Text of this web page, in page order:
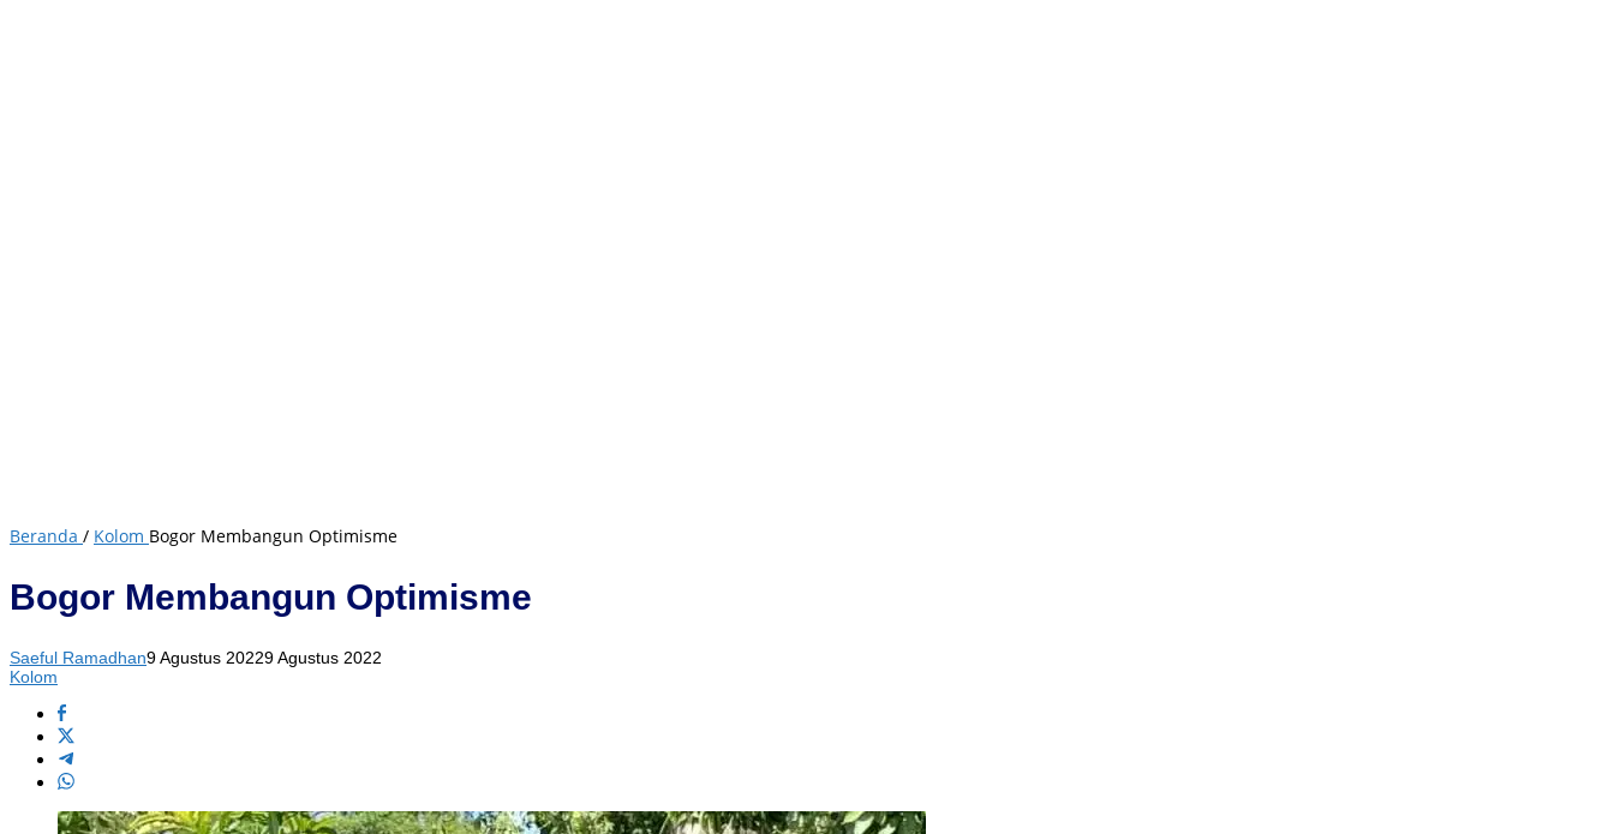
Beranda / Kolom Bogor Membangun Optimisme
Bogor Membangun Optimisme
Saeful Ramadhan9 Agustus 20229 Agustus 2022
Kolom